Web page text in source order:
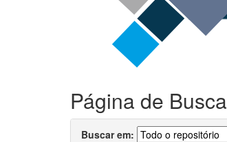
Página de Busca
Buscar em: